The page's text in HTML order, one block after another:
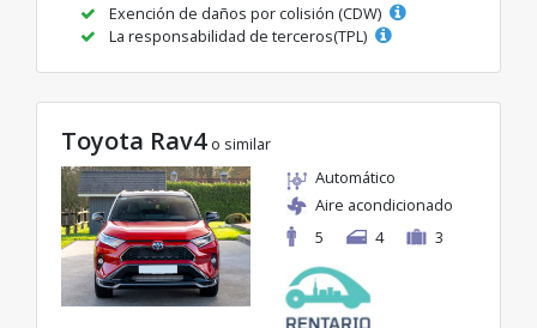
Exención de daños por colisión (CDW)
La responsabilidad de terceros(TPL)
Toyota Rav4 o similar
Automático
Aire acondicionado
5
4 3